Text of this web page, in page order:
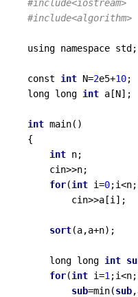
#include<iostream>
#include<algorithm>
using namespace std;
const int N=2e5+10;
long long int a[N];
int main()
{
int n;
cin>>n;
for(int i=0
cin>>a[i];
sort(a,a+n);
long long int
for(int i=1
sub=min(sub